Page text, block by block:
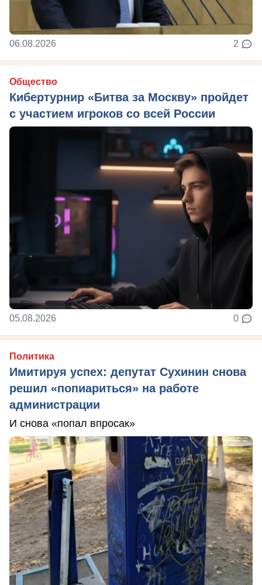
06.08.2026 2
Общество
Кибертурнир «Битва за Москву» пройдет
с участием игроков со всей России
05.08.2026 0
Политика
Имитируя успех: депутат Сухинин снова
решил «попиариться» на работе
администрации
И снова «попал впросак»